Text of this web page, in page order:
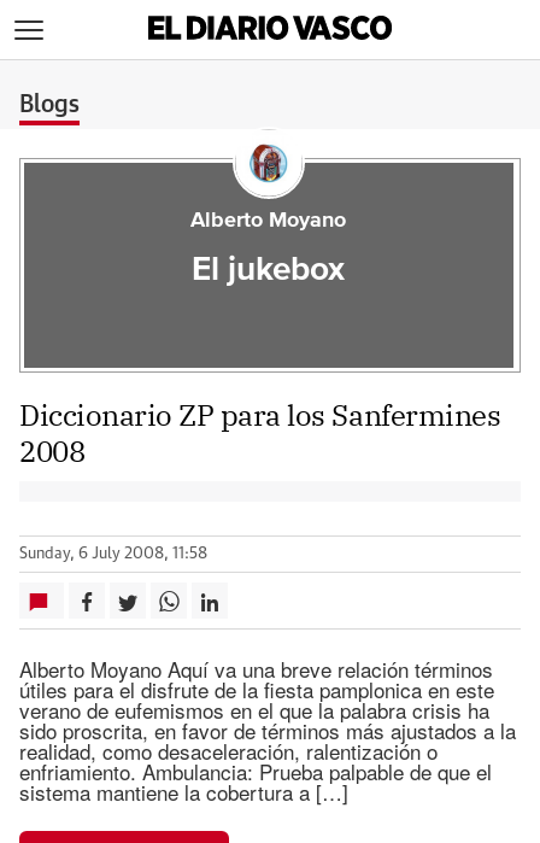
Blogs
Alberto Moyano
El jukebox
Diccionario ZP para los Sanfermines
2008
Sunday, 6 July 2008, 11:58
Alberto Moyano Aquí va una breve relación términos
útiles para el disfrute de la fiesta pamplonica en este
verano de eufemismos en el que la palabra crisis ha
sido proscrita, en favor de términos más ajustados a la
realidad, como desaceleración, ralentización o
enfriamiento. Ambulancia: Prueba palpable de que el
sistema mantiene la cobertura a […]